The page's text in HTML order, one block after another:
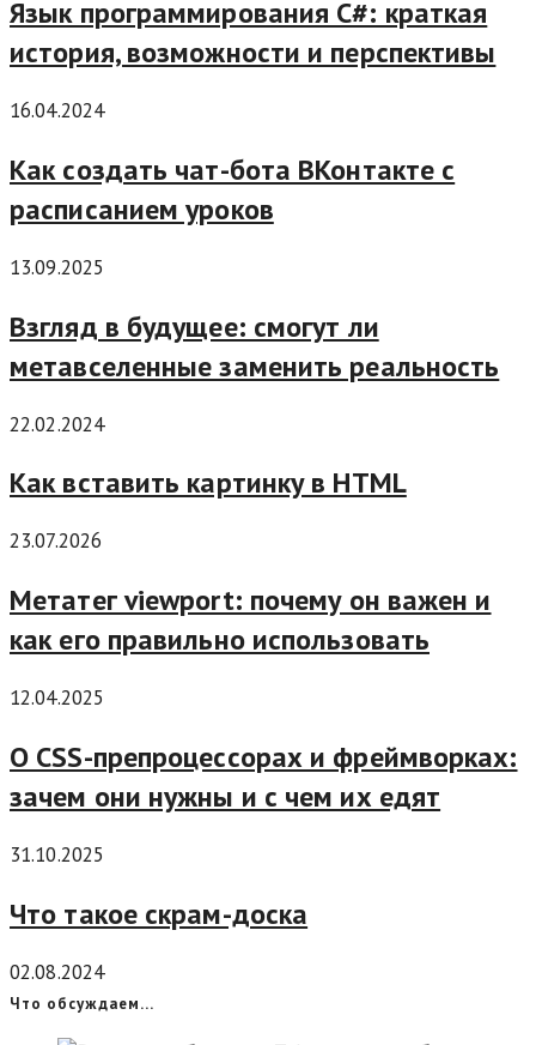
Язык программирования C#: краткая
история, возможности и перспективы
16.04.2024
Как создать чат-бота ВКонтакте с
расписанием уроков
13.09.2025
Взгляд в будущее: смогут ли
метавселенные заменить реальность
22.02.2024
Как вставить картинку в HTML
23.07.2026
Метатег viewport: почему он важен и
как его правильно использовать
12.04.2025
О CSS-препроцессорах и фреймворках:
зачем они нужны и с чем их едят
31.10.2025
Что такое скрам-доска
02.08.2024
Что обсуждаем…